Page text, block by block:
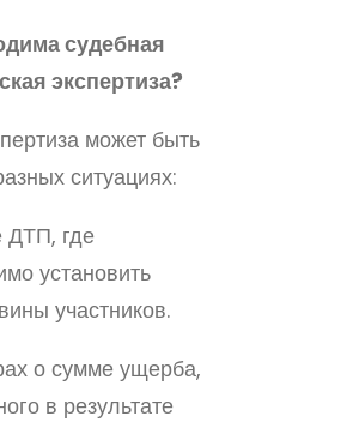
судебная
экспертиза?
может быть
ситуациях:
ДТП, где
установить
участников.
о сумме ущерба,
в результате